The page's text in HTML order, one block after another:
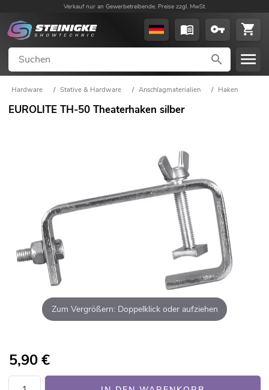
Verkauf nur an Gewerbetreibende. Preise zzgl. MwSt.
Hardware / Stative & Hardware / Anschlagmaterialien / Haken
EUROLITE TH-50 Theaterhaken silber
Zum Vergrößern: Doppelklick oder aufziehen
5,90€